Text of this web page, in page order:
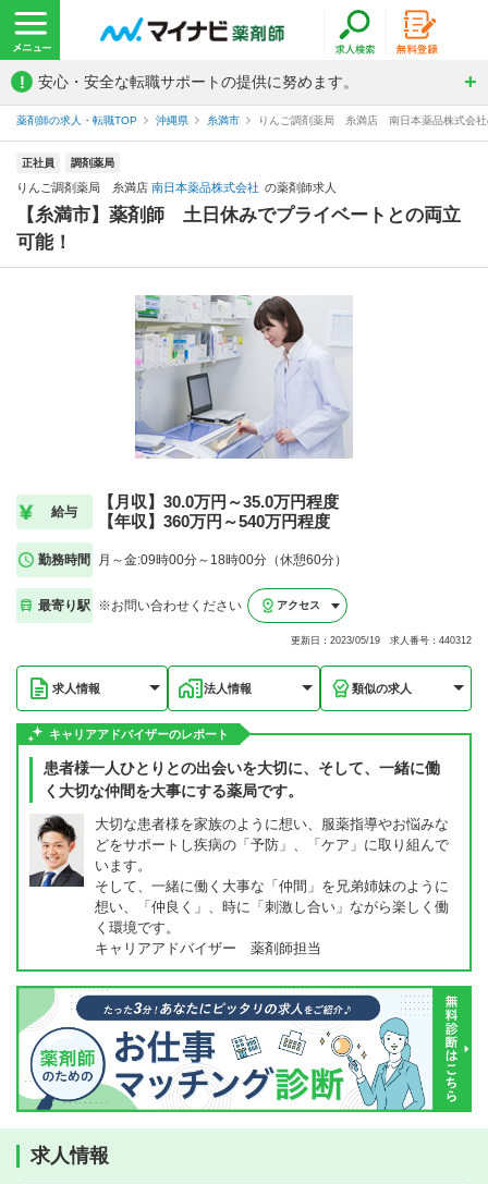
! 安心・安全な転職サポートの提供に努めます。
薬剤師の求人・転職TOP 沖縄県 糸満市 りんご調剤薬局 糸満店 南日本薬品株式会社
正社員 調剤薬局
りんご調剤薬局 糸満店 南日本薬品株式会社 の薬剤師求人
【糸満市】薬剤師 土日休みでプライベートとの両立
可能！
給与
【月収】30.0万円～35.0万円程度
【年収】360万円～540万円程度
勤務時間 月～金:09時00分～18時00分（休憩60分）
最寄り駅 ※お問い合わせください アクセス
更新日：2023/05/19 求人番号：440312
求人情報 法人情報 類似の求人
キャリアアドバイザーのレポート
患者様一人ひとりとの出会いを大切に、そして、一緒に働
く大切な仲間を大事にする薬局です。
大切な患者様を家族のように想い、服薬指導やお悩みな
どをサポートし疾病の「予防」、「ケア」に取り組んで
います。
そして、一緒に働く大事な「仲間」を兄弟姉妹のように
想い、「仲良く」、時に「刺激し合い」ながら楽しく働
く環境です。
キャリアアドバイザー 薬剤師担当
求人情報